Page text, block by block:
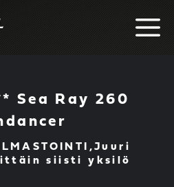
Sea Ray 260
siisti yksilö